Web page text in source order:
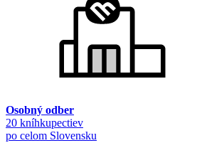
Osobný odber
20 kníhkupectiev
po celom Slovensku